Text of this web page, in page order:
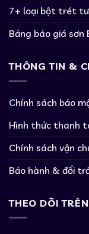
7+ loại bột trét
Bảng báo giá sơn
THÔNG TIN &
Chính sách bảo
Hình thức thanh
Chính sách vận
Bảo hành & đổi
THEO DÕI